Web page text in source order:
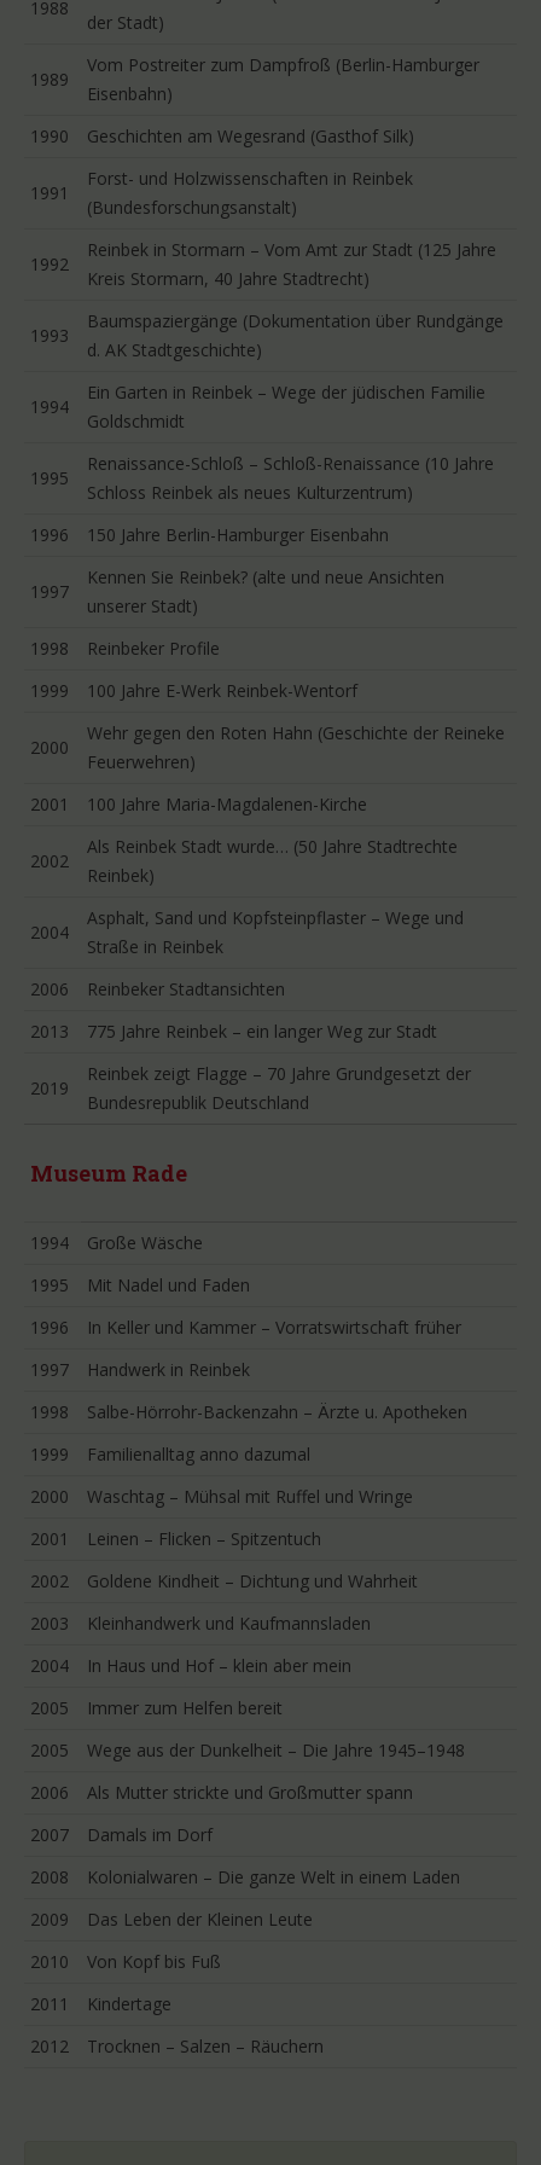
1988
der Stadt)
1989
Vom Postreiter zum Dampfroß (Berlin-Hamburger
Eisenbahn)
1990
Geschichten am Wegesrand (Gasthof Silk)
1991
Forst- und Holzwissenschaften in Reinbek
(Bundesforschungsanstalt)
1992
Reinbek in Stormarn – Vom Amt zur Stadt (125 Jahre
Kreis Stormarn, 40 Jahre Stadtrecht)
1993
Baumspaziergänge (Dokumentation über Rundgänge
d. AK Stadtgeschichte)
1994
Ein Garten in Reinbek – Wege der jüdischen Familie
Goldschmidt
1995
Renaissance-Schloß – Schloß-Renaissance (10 Jahre
Schloss Reinbek als neues Kulturzentrum)
1996
150 Jahre Berlin-Hamburger Eisenbahn
1997
Kennen Sie Reinbek? (alte und neue Ansichten
unserer Stadt)
1998
Reinbeker Profile
1999
100 Jahre E-Werk Reinbek-Wentorf
2000
Wehr gegen den Roten Hahn (Geschichte der Reineke
Feuerwehren)
2001
100 Jahre Maria-Magdalenen-Kirche
2002
Als Reinbek Stadt wurde… (50 Jahre Stadtrechte
Reinbek)
2004
Asphalt, Sand und Kopfsteinpflaster – Wege und
Straße in Reinbek
2006
Reinbeker Stadtansichten
2013
775 Jahre Reinbek – ein langer Weg zur Stadt
2019
Reinbek zeigt Flagge – 70 Jahre Grundgesetzt der
Bundesrepublik Deutschland
Museum Rade
1994
Große Wäsche
1995
Mit Nadel und Faden
1996
In Keller und Kammer – Vorratswirtschaft früher
1997
Handwerk in Reinbek
1998
Salbe-Hörrohr-Backenzahn – Ärzte u. Apotheken
1999
Familienalltag anno dazumal
2000
Waschtag – Mühsal mit Ruffel und Wringe
2001
Leinen – Flicken – Spitzentuch
2002
Goldene Kindheit – Dichtung und Wahrheit
2003
Kleinhandwerk und Kaufmannsladen
2004
In Haus und Hof – klein aber mein
2005
Immer zum Helfen bereit
2005
Wege aus der Dunkelheit – Die Jahre 1945–1948
2006
Als Mutter strickte und Großmutter spann
2007
Damals im Dorf
2008
Kolonialwaren – Die ganze Welt in einem Laden
2009
Das Leben der Kleinen Leute
2010
Von Kopf bis Fuß
2011
Kindertage
2012
Trocknen – Salzen – Räuchern